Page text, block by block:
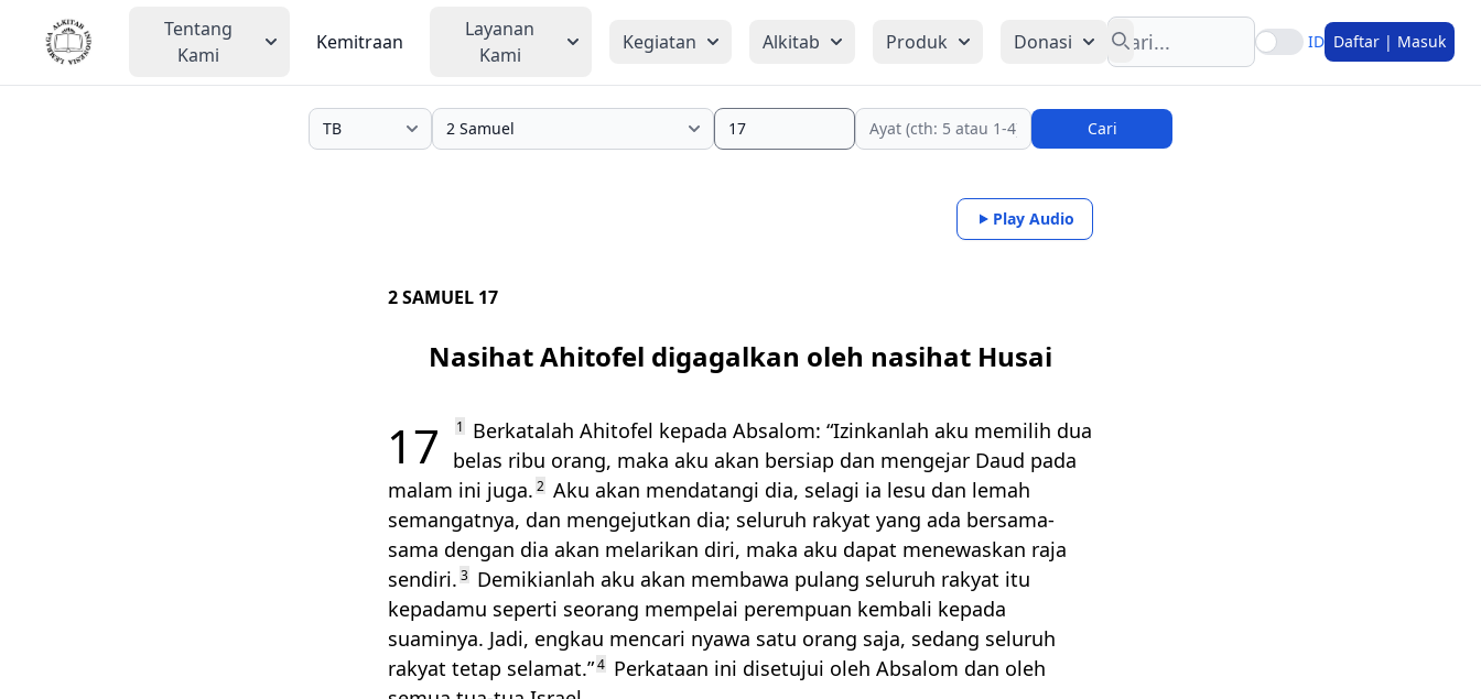
Tentang
Kami
Kemitraan
Layanan
Kami
Kegiatan Alkitab Produk Donasi
Search
ID Daftar | Masuk
Cari
Play Audio
2 SAMUEL 17
Nasihat Ahitofel digagalkan oleh nasihat Husai
17 1
Berkatalah Ahitofel kepada Absalom: “Izinkanlah aku memilih dua
belas ribu orang, maka aku akan bersiap dan mengejar Daud pada
malam ini juga. 2 Aku akan mendatangi dia, selagi ia lesu dan lemah
semangatnya, dan mengejutkan dia; seluruh rakyat yang ada bersama-
sama dengan dia akan melarikan diri, maka aku dapat menewaskan raja
sendiri. 3
Demikianlah aku akan membawa pulang seluruh rakyat itu
kepadamu seperti seorang mempelai perempuan kembali kepada
suaminya. Jadi, engkau mencari nyawa satu orang saja, sedang seluruh
rakyat tetap selamat.”4 Perkataan ini disetujui oleh Absalom dan oleh